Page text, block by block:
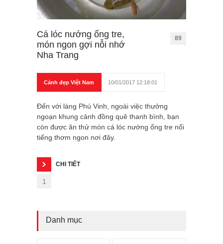
Cá lóc nướng ống tre,
món ngon gợi nỗi nhớ
Nha Trang
89
Cảnh đẹp Việt Nam 10/01/2017 12:18:01
Đến với làng Phú Vinh, ngoài việc thưởng
ngoạn khung cảnh đồng quê thanh bình, bạn
còn được ăn thử món cá lóc nướng ống tre nổi
tiếng thơm ngon nơi đây.
CHI TIẾT
1
Danh mục